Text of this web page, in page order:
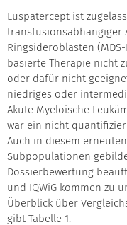
Luspatercept ist
transfusionsabhängiger
Ringsideroblasten
basierte Therapie nicht
oder dafür nicht
niedriges oder
Akute Myeloische
war ein nicht
Auch in diesem
Subpopulationen
Dossierbewertung
und IQWiG kommen zu
Überblick über
gibt Tabelle 1.